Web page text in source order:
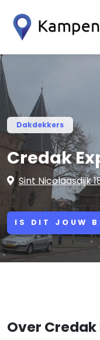
Dakdekkers
Credak
Sint Nicolaasdijk
IS DIT JOUW
Over